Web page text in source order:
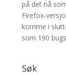
på det nå
Firefox-
komme i
som 190
Søk